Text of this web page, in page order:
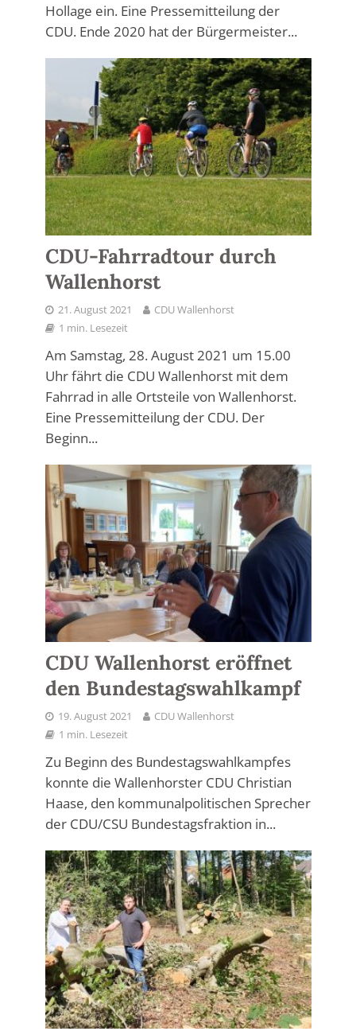
Hollage ein. Eine Pressemitteilung der
CDU. Ende 2020 hat der Bürgermeister...
CDU-Fahrradtour durch
Wallenhorst
21. August 2021
CDU Wallenhorst
1 min. Lesezeit
Am Samstag, 28. August 2021 um 15.00
Uhr fährt die CDU Wallenhorst mit dem
Fahrrad in alle Ortsteile von Wallenhorst.
Eine Pressemitteilung der CDU. Der
Beginn...
CDU Wallenhorst eröffnet
den Bundestagswahlkampf
19. August 2021
CDU Wallenhorst
1 min. Lesezeit
Zu Beginn des Bundestagswahlkampfes
konnte die Wallenhorster CDU Christian
Haase, den kommunalpolitischen Sprecher
der CDU/CSU Bundestagsfraktion in...